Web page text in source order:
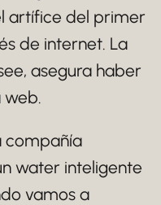
artífice del primer
de internet. La
asegura haber
web.
compañía
water inteligente
vamos a